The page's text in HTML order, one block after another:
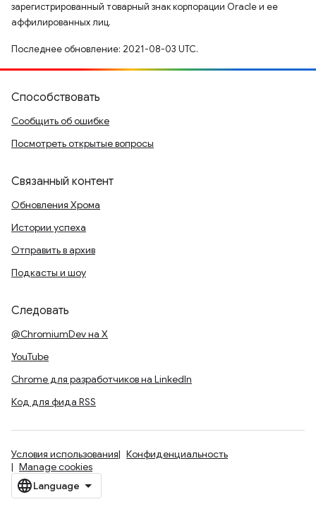
зарегистрированный товарный знак корпорации Oracle и ее
аффилированных лиц.
Последнее обновление: 2021-08-03 UTC.
Способствовать
Сообщить об ошибке
Посмотреть открытые вопросы
Связанный контент
Обновления Хрома
Истории успеха
Отправить в архив
Подкасты и шоу
Следовать
@ChromiumDev на X
YouTube
Chrome для разработчиков на LinkedIn
Код для фида RSS
Условия использования
Конфиденциальность
Manage cookies